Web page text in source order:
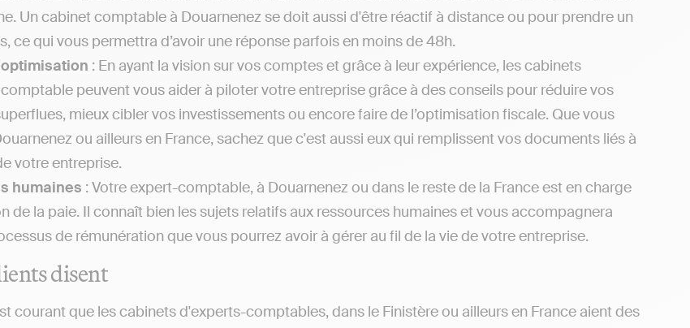
Un cabinet comptable à Douarnenez se doit aussi d'être réactif à distance ou pour prendre un
ce qui vous permettra d’avoir une réponse parfois en moins de 48h.
: En ayant la vision sur vos comptes et grâce à leur expérience, les cabinets
comptable peuvent vous aider à piloter votre entreprise grâce à des conseils pour réduire vos
mieux cibler vos investissements ou encore faire de l’optimisation fiscale. Que vous
ou ailleurs en France, sachez que c'est aussi eux qui remplissent vos documents liés à
votre entreprise.
humaines : Votre expert-comptable, à Douarnenez ou dans le reste de la France est en charge
de la paie. Il connaît bien les sujets relatifs aux ressources humaines et vous accompagnera
de rémunération que vous pourrez avoir à gérer au fil de la vie de votre entreprise.
disent
courant que les cabinets d'experts-comptables, dans le Finistère ou ailleurs en France aient des